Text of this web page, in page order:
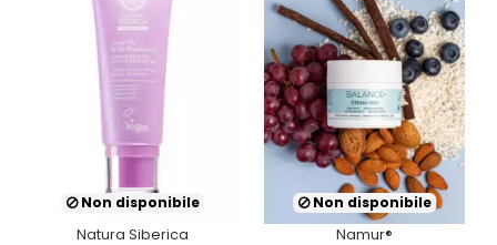
Non disponibile
Natura Siberica
Non disponibile
Namur®